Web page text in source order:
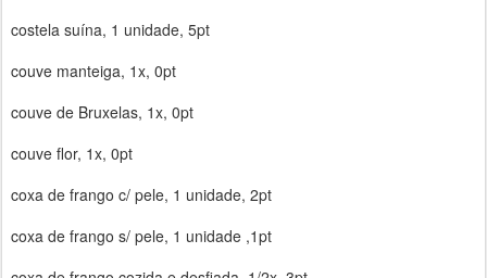
costela suína, 1 unidade, 5pt
couve manteiga, 1x, 0pt
couve de Bruxelas, 1x, 0pt
couve flor, 1x, 0pt
coxa de frango c/ pele, 1 unidade, 2pt
coxa de frango s/ pele, 1 unidade ,1pt